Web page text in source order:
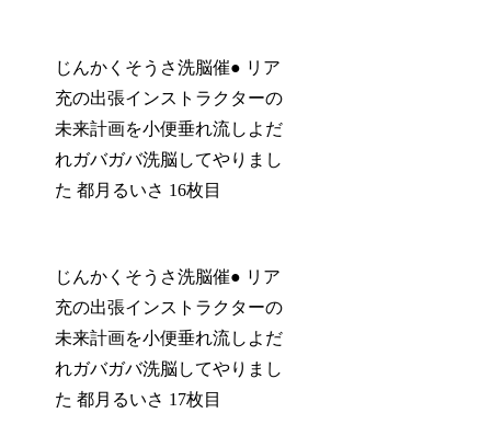
じんかくそうさ洗脳催● リア
充の出張インストラクターの
未来計画を小便垂れ流しよだ
れガバガバ洗脳してやりまし
た 都月るいさ 16枚目
じんかくそうさ洗脳催● リア
充の出張インストラクターの
未来計画を小便垂れ流しよだ
れガバガバ洗脳してやりまし
た 都月るいさ 17枚目